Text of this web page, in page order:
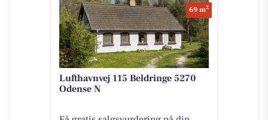
69 m2
Lufthavnvej 115 Beldringe 5270
Odense N